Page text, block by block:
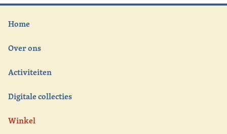
Home
Over ons
Activiteiten
Digitale collecties
Winkel